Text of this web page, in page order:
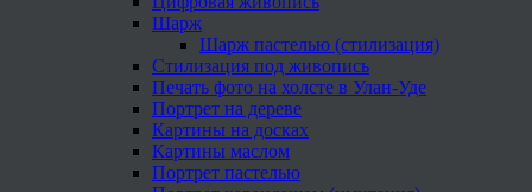
Шарж
Шарж пастелью (стилизация)
Стилизация под живопись
Печать фото на холсте в Улан-Уде
Портрет на дереве
Картины на досках
Картины маслом
Портрет пастелью